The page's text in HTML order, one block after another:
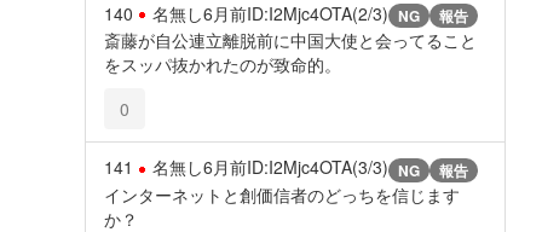
140 名無し6月前ID:I2Mjc4OTA(2/3) NG 報告
斎藤が自公連立離脱前に中国大使と会ってること
をスッパ抜かれたのが致命的。
0
141 名無し6月前ID:I2Mjc4OTA(3/3) NG 報告
インターネットと創価信者のどっちを信じます
か？